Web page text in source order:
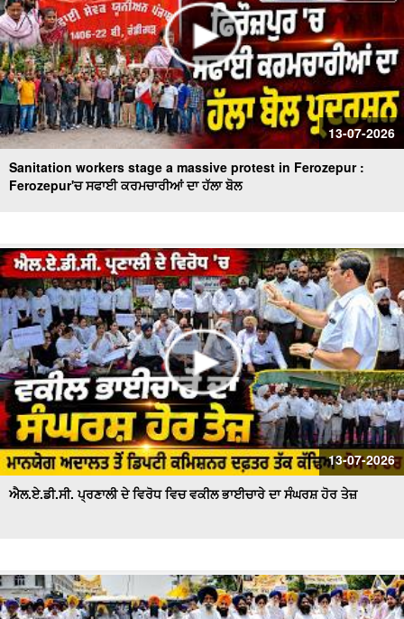
13-07-2026
Sanitation workers stage a massive protest in Ferozepur :
Ferozepur'ਚ ਸਫਾਈ ਕਰਮਚਾਰੀਆਂ ਦਾ ਹੱਲਾ ਬੋਲ
13-07-2026
ਐਲ.ਏ.ਡੀ.ਸੀ. ਪ੍ਰਣਾਲੀ ਦੇ ਵਿਰੋਧ ਵਿਚ ਵਕੀਲ ਭਾਈਚਾਰੇ ਦਾ ਸੰਘਰਸ਼ ਹੋਰ ਤੇਜ਼